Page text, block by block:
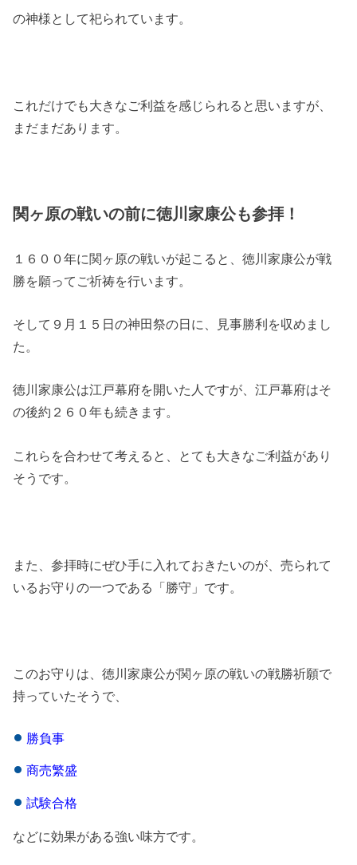
の神様として祀られています。
これだけでも大きなご利益を感じられると思いますが、
まだまだあります。
関ヶ原の戦いの前に徳川家康公も参拝！
１６００年に関ヶ原の戦いが起こると、徳川家康公が戦
勝を願ってご祈祷を行います。
そして９月１５日の神田祭の日に、見事勝利を収めまし
た。
徳川家康公は江戸幕府を開いた人ですが、江戸幕府はそ
の後約２６０年も続きます。
これらを合わせて考えると、とても大きなご利益があり
そうです。
また、参拝時にぜひ手に入れておきたいのが、売られて
いるお守りの一つである「勝守」です。
このお守りは、徳川家康公が関ヶ原の戦いの戦勝祈願で
持っていたそうで、
勝負事
商売繁盛
試験合格
などに効果がある強い味方です。